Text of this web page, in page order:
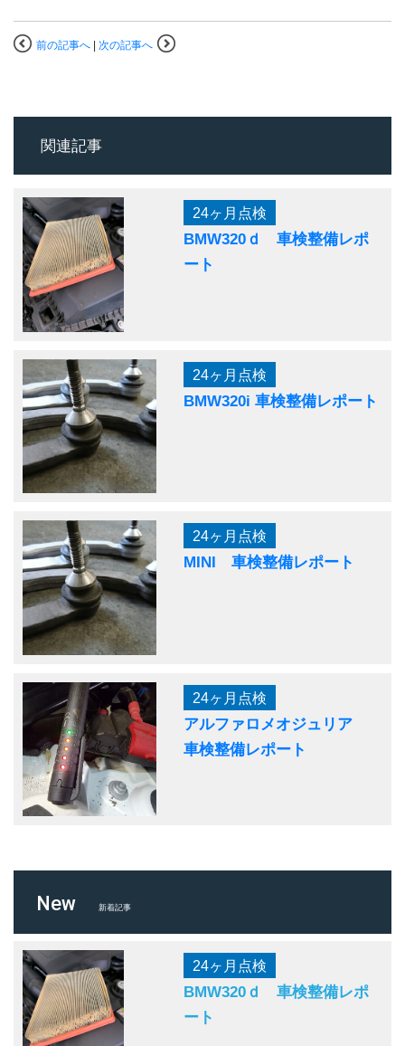
前の記事へ | 次の記事へ
関連記事
24ヶ月点検
BMW320ｄ 車検整備レポ
ート
24ヶ月点検
BMW320i 車検整備レポート
24ヶ月点検
MINI 車検整備レポート
24ヶ月点検
アルファロメオジュリア
車検整備レポート
New 新着記事
24ヶ月点検
BMW320ｄ 車検整備レポ
ート